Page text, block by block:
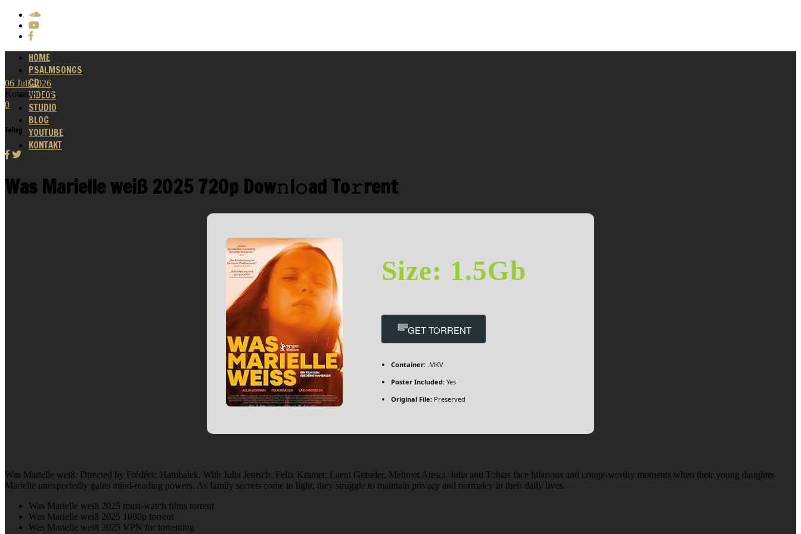
HOME
PSALMSONGS
CD
VIDEOS
STUDIO
BLOG
YOUTUBE
KONTAKT
06 Juli 2026
Kommentare
0
Teilen
Was Marielle weiß 2025 720p Dow𝚗l𝚘ad To𝚛rent
Size: 1.5Gb
GET TORRENT
Container: .MKV
Poster Included: Yes
Original File: Preserved
Was Marielle weiß: Directed by Frédéric Hambalek. With Julia Jentsch, Felix Kramer, Laeni Geiseler, Mehmet Atesci. Julia and Tobias face hilarious and cringe-worthy moments when their young daughter
Marielle unexpectedly gains mind-reading powers. As family secrets come to light, they struggle to maintain privacy and normalcy in their daily lives.
Was Marielle weiß 2025 must-watch films torrent
Was Marielle weiß 2025 1080p torrent
Was Marielle weiß 2025 VPN for torrenting